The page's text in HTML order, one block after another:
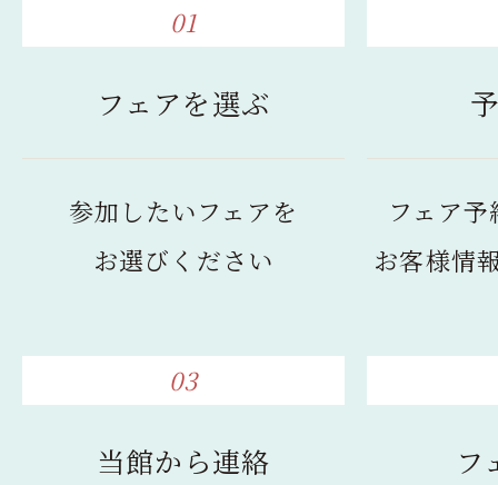
01
フェアを選ぶ
参加したいフェアを
お選びください
フェア
お客様情
03
当館から連絡 フ